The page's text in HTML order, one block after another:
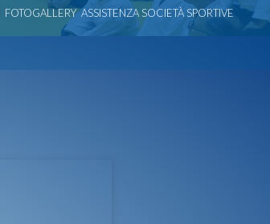
FOTOGALLERY ASSISTENZA SOCIETÀ SPORTIVE